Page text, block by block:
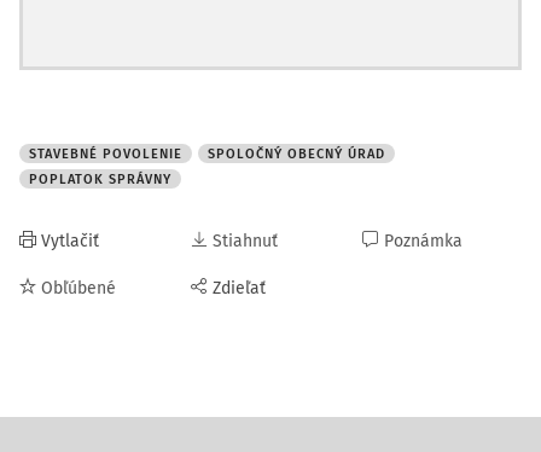
STAVEBNÉ POVOLENIE
SPOLOČNÝ OBECNÝ ÚRAD
POPLATOK SPRÁVNY
Vytlačiť
Obľúbené
Stiahnuť
Zdieľať
Poznámka